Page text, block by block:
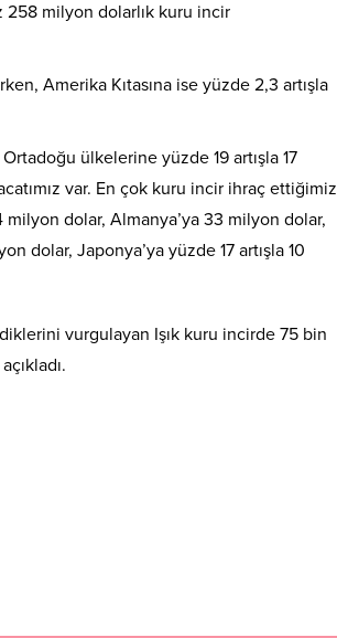
258 milyon dolarlık kuru incir
Amerika Kıtasına ise yüzde 2,3 artışla
ülkelerine yüzde 19 artışla 17
var. En çok kuru incir ihraç ettiğimiz
milyon dolar, Almanya’ya 33 milyon dolar,
dolar, Japonya’ya yüzde 17 artışla 10
vurgulayan Işık kuru incirde 75 bin